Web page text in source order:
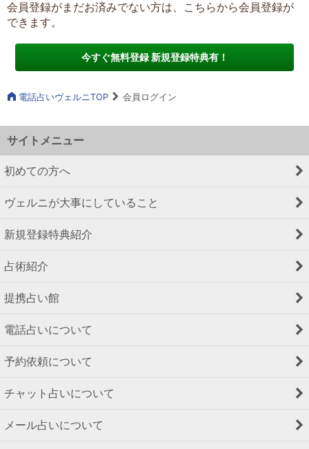
会員登録がまだお済みでない方は、こちらから会員登録が
できます。
今すぐ無料登録 新規登録特典有！
電話占いヴェルニTOP 会員ログイン
サイトメニュー
初めての方へ
ヴェルニが大事にしていること
新規登録特典紹介
占術紹介
提携占い館
電話占いについて
予約依頼について
チャット占いについて
メール占いについて